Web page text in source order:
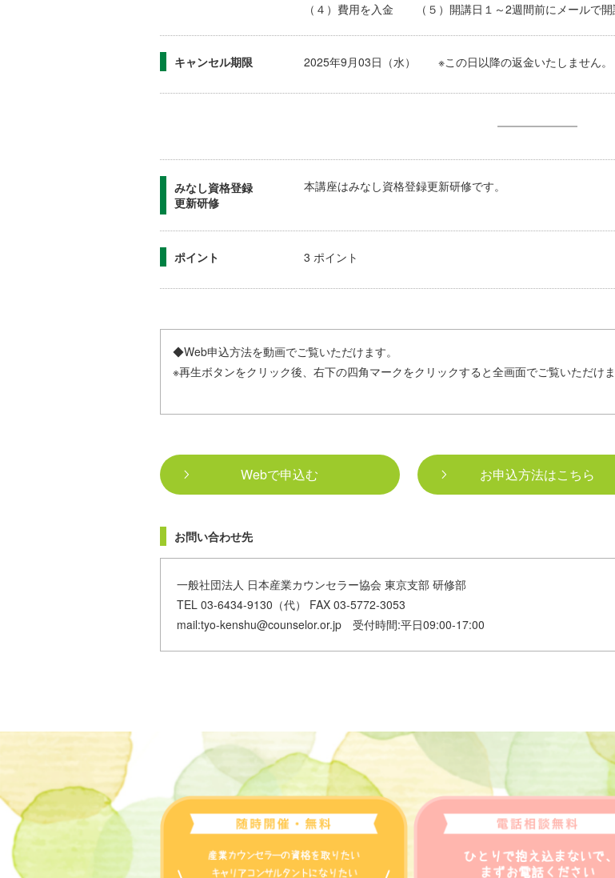
（４）費用を入金 （５）開講日１～2週間前にメールで開
キャンセル期限 2025年9月03日（水） ※この日以降の返金いたしません。
みなし資格登録
更新研修
本講座はみなし資格登録更新研修です。
ポイント 3 ポイント
◆Web申込方法を動画でご覧いただけます。
※再生ボタンをクリック後、右下の四角マークをクリックすると全画面でご覧いただけま
Webで申込む お申込方法はこちら
お問い合わせ先
一般社団法人 日本産業カウンセラー協会 東京支部 研修部
TEL 03-6434-9130（代） FAX 03-5772-3053
mail:tyo-kenshu@counselor.or.jp 受付時間:平日09:00-17:00